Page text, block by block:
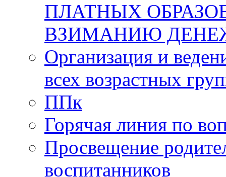
ПЛАТНЫХ
ВЗИМАНИЮ
Организация и
всех возрастных
ППк
Горячая линия по
Просвещение
воспитанников